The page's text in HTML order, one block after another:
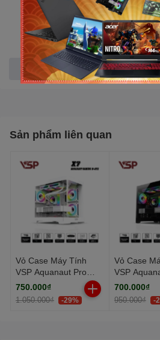
Bộ nhớ RAM:
5600
Ổ cứng:
Card màn
Kích thước
inch WUXGA
Hệ điều hành:
Xem thêm
Sản phẩm liên quan
Vỏ Case Máy Tính
VSP Aquanaut Pro
Gaming M-ATX X7
Trắng (Dual Chamber /
Kính Cường Lực)
750.000₫
1.050.000₫ -29%
Vỏ Case
VSP
Gaming M-
Đen (Dual
Form Cube)
700.000₫
950.000₫ -